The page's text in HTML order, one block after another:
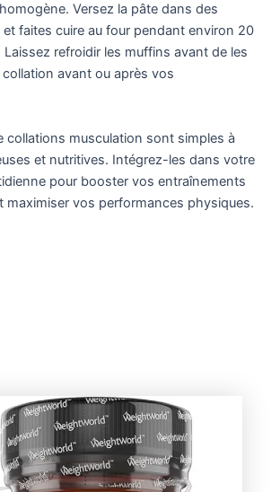
Versez la pâte dans des
faites cuire au four pendant environ 20
Laissez refroidir les muffins avant de les
avant ou après vos
collations musculation sont simples à
et nutritives. Intégrez-les dans votre
pour booster vos entraînements
maximiser vos performances physiques.